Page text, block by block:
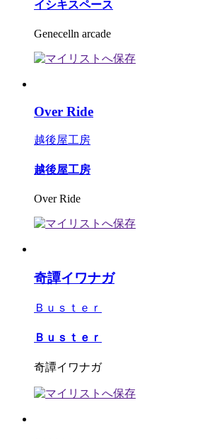
イシキスペース
Genecelln arcade
Over Ride
越後屋工房
越後屋工房
Over Ride
奇譚イワナガ
Ｂｕｓｔｅｒ
Ｂｕｓｔｅｒ
奇譚イワナガ